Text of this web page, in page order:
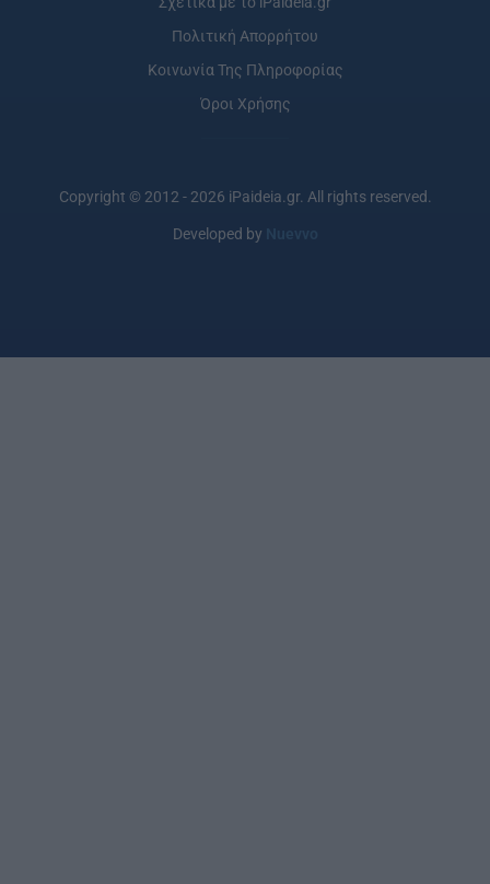
Πολιτική Απορρήτου
Κοινωνία Της Πληροφορίας
Όροι Χρήσης
Copyright © 2012 - 2026 iPaideia.gr. All rights reserved.
Developed by